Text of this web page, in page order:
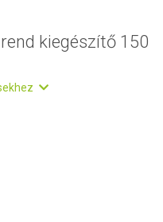
kiegészítő 150